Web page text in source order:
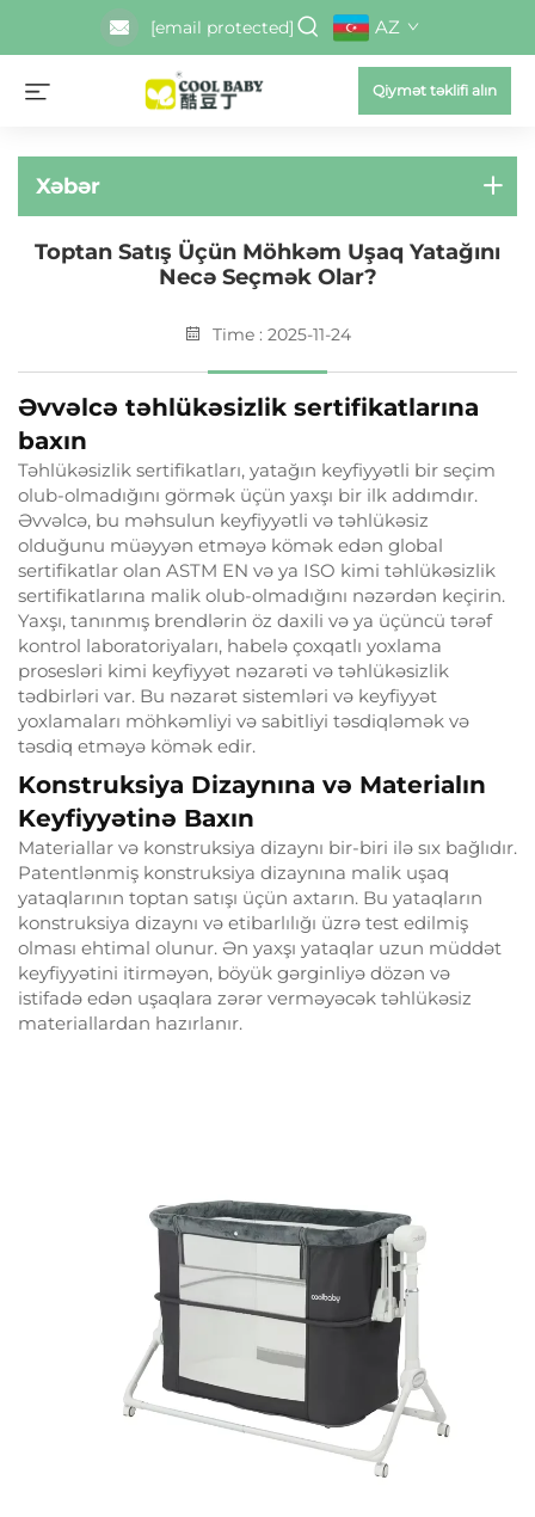
[email protected] AZ
Qiymət təklifi alın
Xəbər
Toptan Satış Üçün Möhkəm Uşaq Yatağını
Necə Seçmək Olar?
Time : 2025-11-24
Əvvəlcə təhlükəsizlik sertifikatlarına
baxın
Təhlükəsizlik sertifikatları, yatağın keyfiyyətli bir seçim
olub-olmadığını görmək üçün yaxşı bir ilk addımdır.
Əvvəlcə, bu məhsulun keyfiyyətli və təhlükəsiz
olduğunu müəyyən etməyə kömək edən global
sertifikatlar olan ASTM EN və ya ISO kimi təhlükəsizlik
sertifikatlarına malik olub-olmadığını nəzərdən keçirin.
Yaxşı, tanınmış brendlərin öz daxili və ya üçüncü tərəf
kontrol laboratoriyaları, habelə çoxqatlı yoxlama
prosesləri kimi keyfiyyət nəzarəti və təhlükəsizlik
tədbirləri var. Bu nəzarət sistemləri və keyfiyyət
yoxlamaları möhkəmliyi və sabitliyi təsdiqləmək və
təsdiq etməyə kömək edir.
Konstruksiya Dizaynına və Materialın
Keyfiyyətinə Baxın
Materiallar və konstruksiya dizaynı bir-biri ilə sıx bağlıdır.
Patentlənmiş konstruksiya dizaynına malik uşaq
yataqlarının toptan satışı üçün axtarın. Bu yataqların
konstruksiya dizaynı və etibarlılığı üzrə test edilmiş
olması ehtimal olunur. Ən yaxşı yataqlar uzun müddət
keyfiyyətini itirməyən, böyük gərginliyə dözən və
istifadə edən uşaqlara zərər verməyəcək təhlükəsiz
materiallardan hazırlanır.